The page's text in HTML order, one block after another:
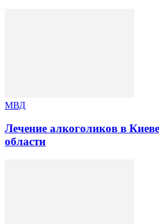
МВД
Лечение алкоголиков в
области